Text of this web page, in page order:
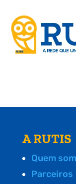
A RUTIS
Quem
Parceiros